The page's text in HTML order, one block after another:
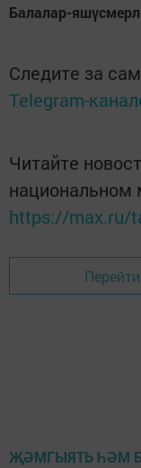
Балалар-
Следите за
Telegram-
Читайте
https://max.ru/
ҖӘМГЫЯТЬ ҺӘМ